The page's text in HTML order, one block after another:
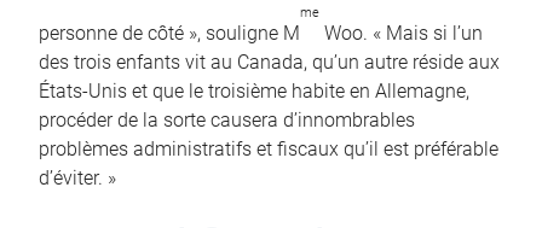
personne de côté », souligne M
me
Woo. « Mais si l’un
des trois enfants vit au Canada, qu’un autre réside aux
États-Unis et que le troisième habite en Allemagne,
procéder de la sorte causera d’innombrables
problèmes administratifs et fiscaux qu’il est préférable
d’éviter. »